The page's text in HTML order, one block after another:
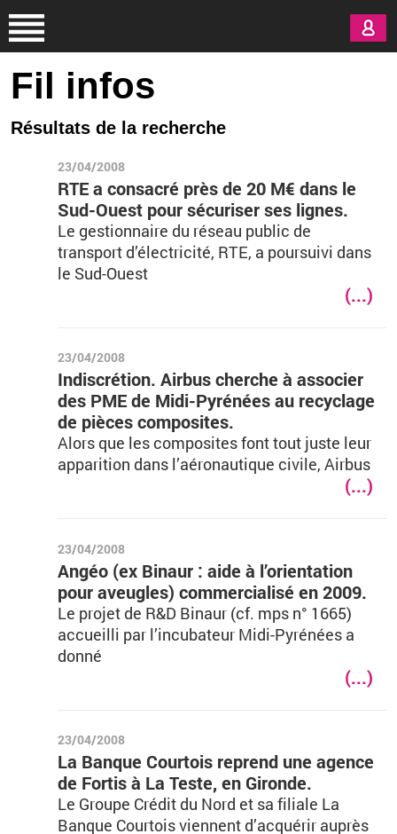
Fil infos
Résultats de la recherche
23/04/2008
RTE a consacré près de 20 M€ dans le
Sud-Ouest pour sécuriser ses lignes.
Le gestionnaire du réseau public de
transport d’électricité, RTE, a poursuivi dans
le Sud-Ouest
(...)
23/04/2008
Indiscrétion. Airbus cherche à associer
des PME de Midi-Pyrénées au recyclage
de pièces composites.
Alors que les composites font tout juste leur
apparition dans l’aéronautique civile, Airbus
(...)
23/04/2008
Angéo (ex Binaur : aide à l’orientation
pour aveugles) commercialisé en 2009.
Le projet de R&D Binaur (cf. mps n° 1665)
accueilli par l’incubateur Midi-Pyrénées a
donné
(...)
23/04/2008
La Banque Courtois reprend une agence
de Fortis à La Teste, en Gironde.
Le Groupe Crédit du Nord et sa filiale La
Banque Courtois viennent d’acquérir auprès